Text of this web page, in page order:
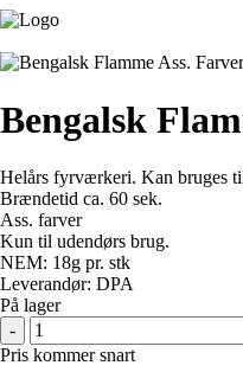
Bengalsk
Helårs fyrværkeri. Kan bruges
Brændetid ca. 60 sek.
Ass. farver
Kun til udendørs brug.
NEM: 18g pr. stk
Leverandør: DPA
På lager
-
Pris kommer snart